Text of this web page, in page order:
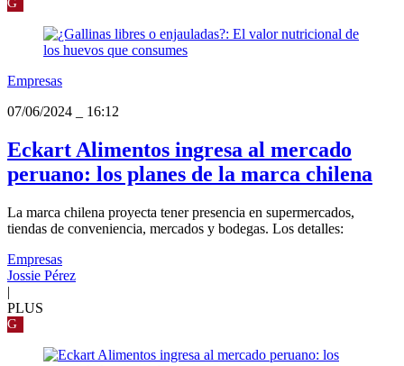
Empresas
07/06/2024
16:12
Eckart Alimentos ingresa al mercado
peruano: los planes de la marca chilena
La marca chilena proyecta tener presencia en supermercados,
tiendas de conveniencia, mercados y bodegas. Los detalles:
Empresas
Jossie Pérez
|
PLUS
G